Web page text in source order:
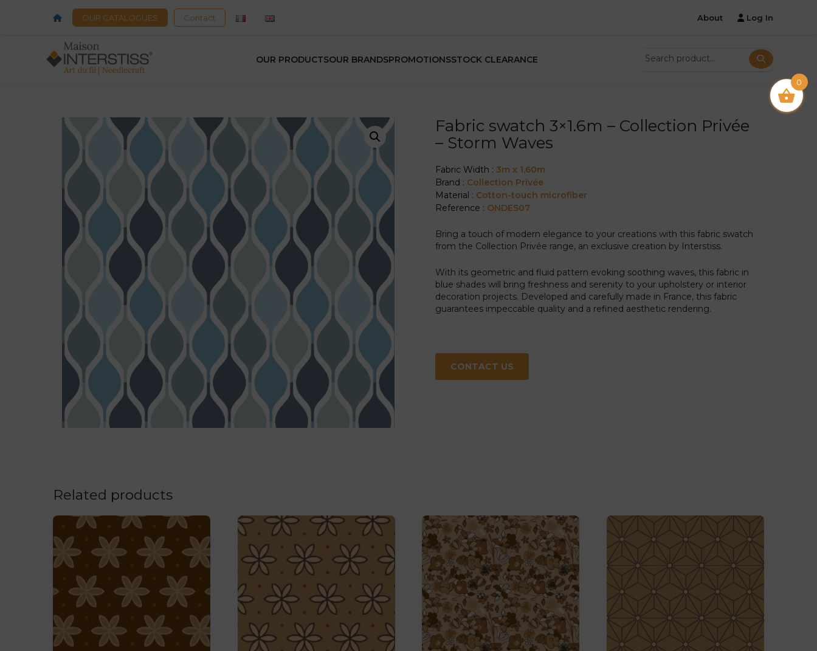
OUR CATALOGUES Contact About Log In
OUR PRODUCTSOUR BRANDSPROMOTIONSSTOCK CLEARANCE
Fabric swatch 3×1.6m – Collection Privée
– Storm Waves
Fabric Width : 3m x 1,60m
Brand : Collection Privée
Material : Cotton-touch microfiber
Reference : ONDES07
Bring a touch of modern elegance to your creations with this fabric swatch
from the Collection Privée range, an exclusive creation by Interstiss.
With its geometric and fluid pattern evoking soothing waves, this fabric in
blue shades will bring freshness and serenity to your upholstery or interior
decoration projects. Developed and carefully made in France, this fabric
guarantees impeccable quality and a refined aesthetic rendering.
CONTACT US
Related products
0